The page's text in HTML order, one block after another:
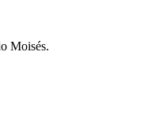
Moisés.